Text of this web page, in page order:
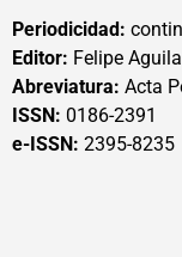
Periodicidad:
Editor: Felipe
Abreviatura: Acta
ISSN: 0186-2391
e-ISSN: 2395-8235